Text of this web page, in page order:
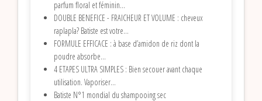
parfum floral et féminin...
DOUBLE BENEFICE - FRAICHEUR ET VOLUME : cheveux
raplapla? Batiste est votre...
FORMULE EFFICACE : à base d’amidon de riz dont la
poudre absorbe...
4 ETAPES ULTRA SIMPLES : Bien secouer avant chaque
utilisation. Vaporiser...
Batiste N°1 mondial du shampooing sec